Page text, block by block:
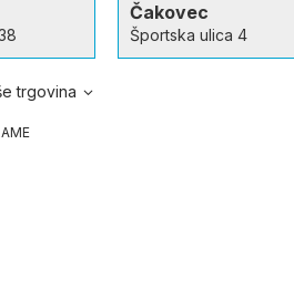
Čakovec
Športska ulica 4
trgovina